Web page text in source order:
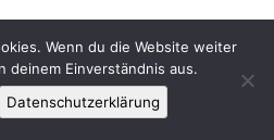
Wenn du die Website weiter
deinem Einverständnis aus.
Datenschutzerklärung